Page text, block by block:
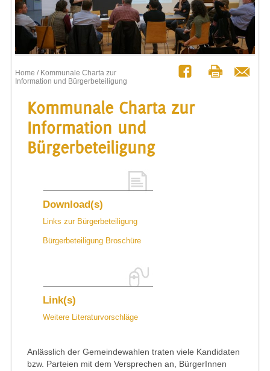
Home / Kommunale Charta zur
Information und Bürgerbeteiligung
Kommunale Charta zur
Information und
Bürgerbeteiligung
Download(s)
Links zur Bürgerbeteiligung
Bürgerbeteiligung Broschüre
Link(s)
Weitere Literaturvorschläge
Anlässlich der Gemeindewahlen traten viele Kandidaten
bzw. Parteien mit dem Versprechen an, BürgerInnen